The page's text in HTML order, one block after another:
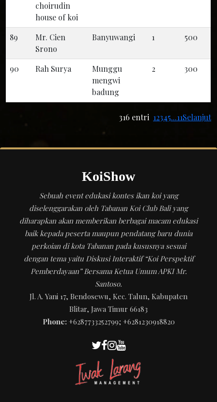
choirudin
house of koi
89
Mr. Cien
Srono
Banyuwangi 1 500
90 Rah Surya
Munggu
mengwi
badung
2 300
316 entri 12345...11Selanjut
KoiShow
Sebuah event edukasi kontes ikan koi yang
diselenggarakan oleh Tabanan Koi Club Bali yang
diharapkan akan memberikan berbagai macam edukasi
baik kepada peserta maupun pendatang baru dunia
perkoian di kota Tabanan pada kususnya sesuai
dengan tema yaitu Diskusi Interaktif “Koi Perspektif
Pemberdayaan” Bersama Ketua Umum APKI Mr.
Santoso.
Jl. A. Yani 17, Bendosewu, Kec. Talun, Kabupaten
Blitar, Jawa Timur 66183
Phone:+6287733252799; +6281230918820